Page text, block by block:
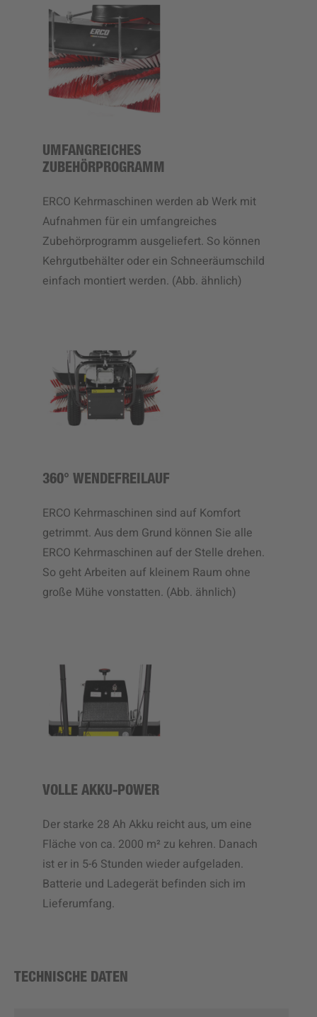
UMFANGREICHES
ZUBEHÖRPROGRAMM
ERCO Kehrmaschinen werden ab Werk mit
Aufnahmen für ein umfangreiches
Zubehörprogramm ausgeliefert. So können
Kehrgutbehälter oder ein Schneeräumschild
einfach montiert werden. (Abb. ähnlich)
360° WENDEFREILAUF
ERCO Kehrmaschinen sind auf Komfort
getrimmt. Aus dem Grund können Sie alle
ERCO Kehrmaschinen auf der Stelle drehen.
So geht Arbeiten auf kleinem Raum ohne
große Mühe vonstatten. (Abb. ähnlich)
VOLLE AKKU-POWER
Der starke 28 Ah Akku reicht aus, um eine
Fläche von ca. 2000 m² zu kehren. Danach
ist er in 5-6 Stunden wieder aufgeladen.
Batterie und Ladegerät befinden sich im
Lieferumfang.
TECHNISCHE DATEN